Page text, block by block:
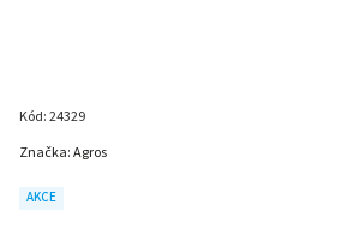
Kód:24329
AKCE
Značka:Agros